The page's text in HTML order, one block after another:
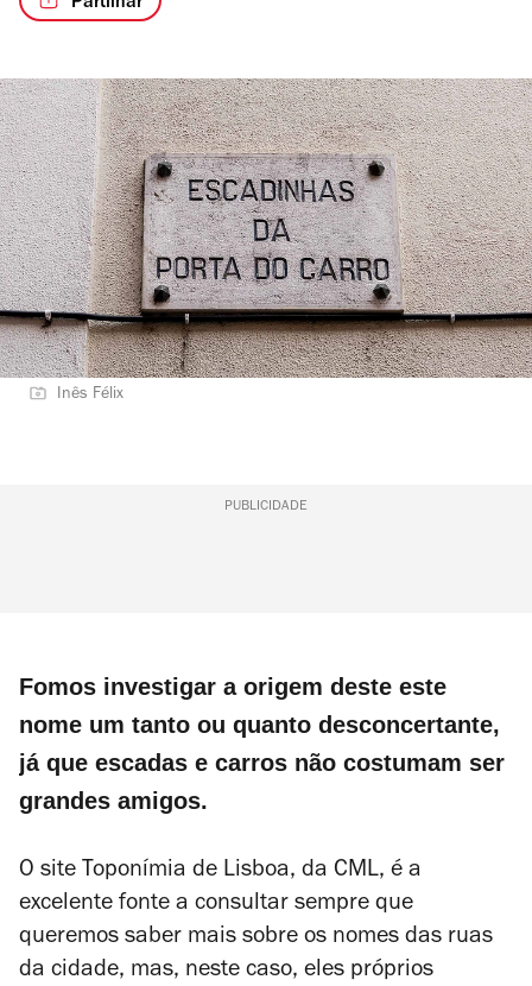
Inês Félix
PUBLICIDADE
Fomos investigar a origem deste este
nome um tanto ou quanto desconcertante,
já que escadas e carros não costumam ser
grandes amigos.
O site Toponímia de Lisboa, da CML, é a
excelente fonte a consultar sempre que
queremos saber mais sobre os nomes das ruas
da cidade, mas, neste caso, eles próprios